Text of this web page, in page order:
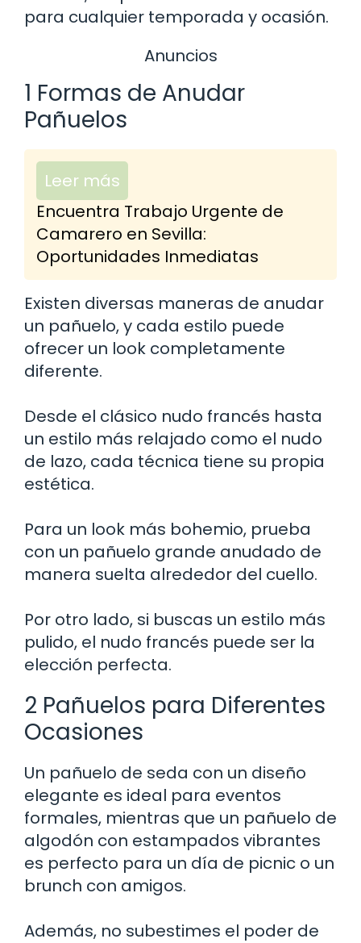
para cualquier temporada y ocasión.
Anuncios
1 Formas de Anudar
Pañuelos
Leer más
Encuentra Trabajo Urgente de
Camarero en Sevilla:
Oportunidades Inmediatas
Existen diversas maneras de anudar
un pañuelo, y cada estilo puede
ofrecer un look completamente
diferente.
Desde el clásico nudo francés hasta
un estilo más relajado como el nudo
de lazo, cada técnica tiene su propia
estética.
Para un look más bohemio, prueba
con un pañuelo grande anudado de
manera suelta alrededor del cuello.
Por otro lado, si buscas un estilo más
pulido, el nudo francés puede ser la
elección perfecta.
2 Pañuelos para Diferentes
Ocasiones
Un pañuelo de seda con un diseño
elegante es ideal para eventos
formales, mientras que un pañuelo de
algodón con estampados vibrantes
es perfecto para un día de picnic o un
brunch con amigos.
Además, no subestimes el poder de